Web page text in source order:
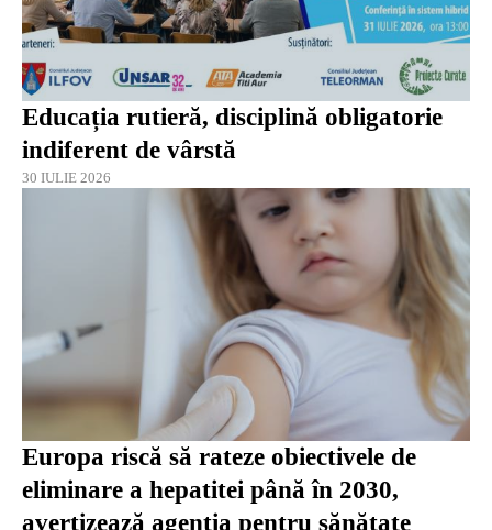
Educația rutieră, disciplină obligatorie
indiferent de vârstă
30 IULIE 2026
Europa riscă să rateze obiectivele de
eliminare a hepatitei până în 2030,
avertizează agenția pentru sănătate